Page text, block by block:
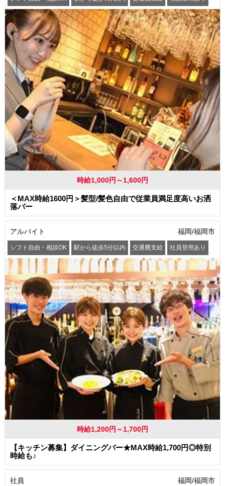
時給1,000円～1,600円
＜MAX時給1600円＞髪型/髪色自由で従業員満足度高いお洒
落バー
アルバイト 福岡/福岡市
シフト自由・相談OK 駅から徒歩5分以内 交通費支給 社員登用あり
時給1,200円～1,700円
【キッチン募集】ダイニングバー★MAX時給1,700円◎特別
時給も♪
社員 福岡/福岡市